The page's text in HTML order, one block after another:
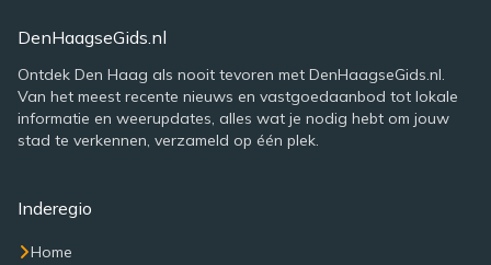
DenHaagseGids.nl
Ontdek Den Haag als nooit tevoren met DenHaagseGids.nl.
Van het meest recente nieuws en vastgoedaanbod tot lokale
informatie en weerupdates, alles wat je nodig hebt om jouw
stad te verkennen, verzameld op één plek.
Inderegio
Home